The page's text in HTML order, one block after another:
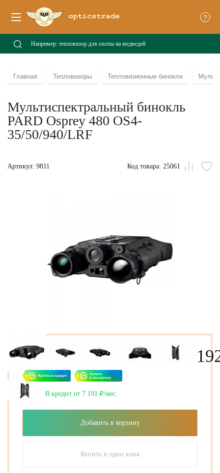
?
Главная Тепловизоры Тепловизионные бинокли
Мультиспектральный бинокль
PARD Osprey 480 OS4-
35/50/940/LRF
Артикул: 9811 Код товара: 25061
В кредит от 7 191 ₽/мес.
Добавить в корзину
Купить в один клик